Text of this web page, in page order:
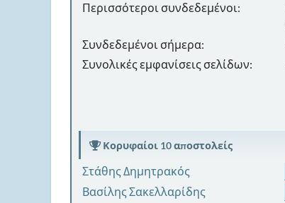
Περισσότεροι συνδεδεμένοι:
Συνδεδεμένοι σήμερα:
Συνολικές εμφανίσεις σελίδων:
Κορυφαίοι 10 αποστολείς
Στάθης Δημητρακός
Βασίλης Σακελλαρίδης